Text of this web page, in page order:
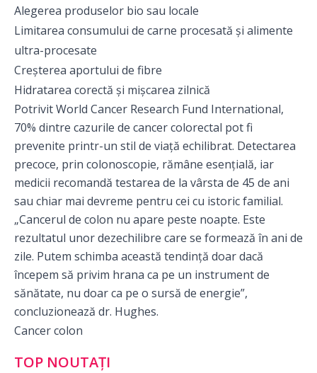
Alegerea produselor bio sau locale
Limitarea consumului de carne procesată și alimente
ultra-procesate
Creșterea aportului de fibre
Hidratarea corectă și mișcarea zilnică
Potrivit World Cancer Research Fund International,
70% dintre cazurile de cancer colorectal pot fi
prevenite printr-un stil de viață echilibrat. Detectarea
precoce, prin colonoscopie, rămâne esențială, iar
medicii recomandă testarea de la vârsta de 45 de ani
sau chiar mai devreme pentru cei cu istoric familial.
„Cancerul de colon nu apare peste noapte. Este
rezultatul unor dezechilibre care se formează în ani de
zile. Putem schimba această tendință doar dacă
începem să privim hrana ca pe un instrument de
sănătate, nu doar ca pe o sursă de energie”,
concluzionează dr. Hughes.
Cancer colon
TOP NOUTAȚI